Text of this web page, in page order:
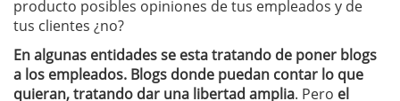
producto posibles opiniones de tus empleados y de
tus clientes ¿no?
En algunas entidades se esta tratando de poner blogs
a los empleados. Blogs donde puedan contar lo que
quieran, tratando dar una libertad amplia. Pero el